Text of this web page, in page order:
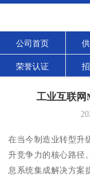
公司首页
荣誉认证
工业互联网
在当今制造业转型升
升竞争力的核心路径
息系统集成解决方案